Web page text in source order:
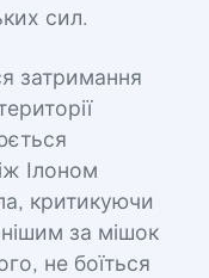
сил.
затримання
Ілоном
критикуючи
за мішок
не боїться